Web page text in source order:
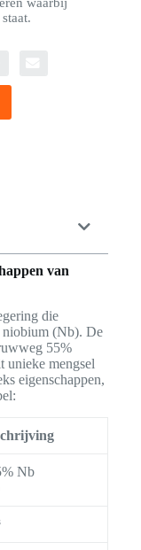
waarbij
van
die
niobium (Nb). De
55%
mengsel
eigenschappen,
Nb